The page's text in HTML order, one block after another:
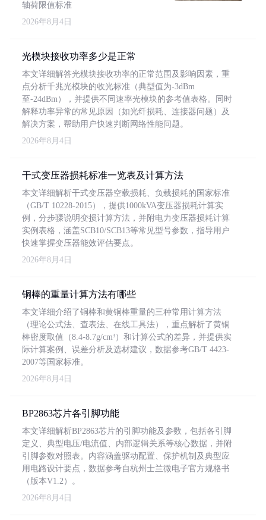
轴荷限值标准
2026年8月4日
光模块接收功率多少是正常
本文详细解答光模块接收功率的正常范围及影响因素，重
点分析千兆光模块的收光标准（典型值为-3dBm
至-24dBm），并提供不同速率光模块的参考值表格。同时
解释功率异常的常见原因（如光纤损耗、连接器问题）及
解决方案，帮助用户快速判断网络性能问题。
2026年8月4日
干式变压器损耗标准一览表及计算方法
本文详细解析干式变压器空载损耗、负载损耗的国家标准
（GB/T 10228-2015），提供1000kVA变压器损耗计算实
例，分步骤说明变损计算方法，并附电力变压器损耗计算
实例表格，涵盖SCB10/SCB13等常见型号参数，指导用户
快速掌握变压器能效评估要点。
2026年8月4日
铜棒的重量计算方法有哪些
本文详细介绍了铜棒和黄铜棒重量的三种常用计算方法
（理论公式法、查表法、在线工具法），重点解析了黄铜
棒密度取值（8.4-8.7g/cm³）和计算公式的差异，并提供实
际计算案例、误差分析及选材建议，数据参考GB/T 4423-
2007等国家标准。
2026年8月4日
BP2863芯片各引脚功能
本文详细解析BP2863芯片的引脚功能及参数，包括各引脚
定义、典型电压/电流值、内部逻辑关系等核心数据，并附
引脚参数对照表。内容涵盖驱动配置、保护机制及典型应
用电路设计要点，数据参考自杭州士兰微电子官方规格书
（版本V1.2）。
2026年8月4日